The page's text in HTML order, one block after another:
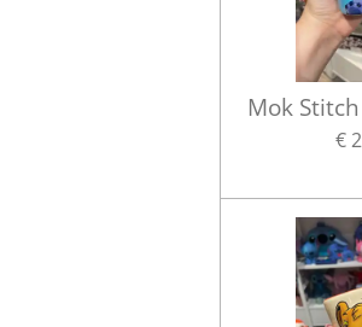
Mok
€